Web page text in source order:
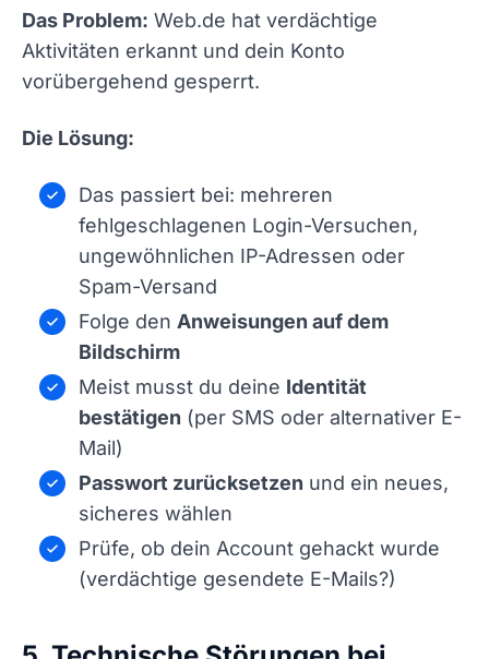
Das Problem: Web.de hat verdächtige
Aktivitäten erkannt und dein Konto
vorübergehend gesperrt.
Die Lösung:
Das passiert bei: mehreren
fehlgeschlagenen Login-Versuchen,
ungewöhnlichen IP-Adressen oder
Spam-Versand
Folge den Anweisungen auf dem
Bildschirm
Meist musst du deine Identität
bestätigen (per SMS oder alternativer E-
Mail)
Passwort zurücksetzen und ein neues,
sicheres wählen
Prüfe, ob dein Account gehackt wurde
(verdächtige gesendete E-Mails?)